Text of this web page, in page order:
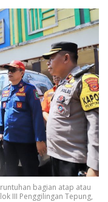
bagian atap atau
III Penggilingan Tepung,